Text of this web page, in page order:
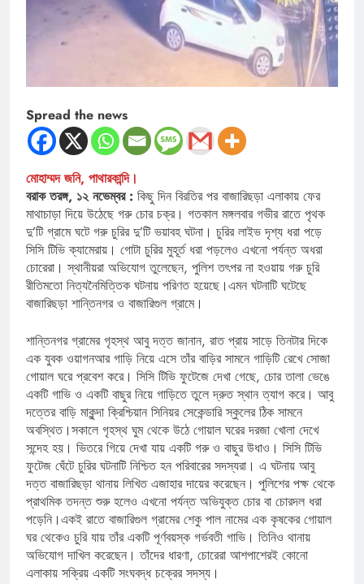
Spread the news
মোহাম্মদ জনি, পাথারকান্দি।
বরাক তরঙ্গ, ১২ নভেম্বর : কিছু দিন বিরতির পর বাজারিছড়া এলাকায় ফের
মাথাচাড়া দিয়ে উঠেছে গরু চোর চক্র। গতকাল মঙ্গলবার গভীর রাতে পৃথক
দু’টি গ্রামে ঘটে গরু চুরির দু’টি ভয়াবহ ঘটনা। চুরির লাইভ দৃশ্য ধরা পড়ে
সিসি টিভি ক্যামেরায়। গোটা চুরির মুহূর্ত ধরা পড়লেও এখনো পর্যন্ত অধরা
চোরেরা। স্থানীয়রা অভিযোগ তুলেছেন, পুলিশ তৎপর না হওয়ায় গরু চুরি
রীতিমতো নিত্যনৈমিত্তিক ঘটনায় পরিণত হয়েছে।এমন ঘটনাটি ঘটেছে
বাজারিছড়া শান্তিনগর ও বাজারিগুল গ্রামে।
শান্তিনগর গ্রামের গৃহস্থ আবু দত্ত জানান, রাত প্রায় সাড়ে তিনটার দিকে
এক যুবক ওয়াগনআর গাড়ি নিয়ে এসে তাঁর বাড়ির সামনে গাড়িটি রেখে সোজা
গোয়াল ঘরে প্রবেশ করে। সিসি টিভি ফুটেজে দেখা গেছে, চোর তালা ভেঙে
একটি গাভি ও একটি বাছুর নিয়ে গাড়িতে তুলে দ্রুত স্থান ত্যাগ করে। আবু
দত্তের বাড়ি মাকুন্দা ক্রিশ্চিয়ান সিনিয়র সেকেন্ডারি স্কুলের ঠিক সামনে
অবস্থিত।সকালে গৃহস্থ ঘুম থেকে উঠে গোয়াল ঘরের দরজা খোলা দেখে
সন্দেহ হয়। ভিতরে গিয়ে দেখা যায় একটি গরু ও বাছুর উধাও। সিসি টিভি
ফুটেজ ঘেঁটে চুরির ঘটনাটি নিশ্চিত হন পরিবারের সদস্যরা। এ ঘটনায় আবু
দত্ত বাজারিছড়া থানায় লিখিত এজাহার দায়ের করেছেন। পুলিশের পক্ষ থেকে
প্রাথমিক তদন্ত শুরু হলেও এখনো পর্যন্ত অভিযুক্ত চোর বা চোরদল ধরা
পড়েনি।একই রাতে বাজারিগুল গ্রামের শেকু পাল নামের এক কৃষকের গোয়াল
ঘর থেকেও চুরি যায় তাঁর একটি পূর্ণবয়স্ক গর্ভবতী গাভি। তিনিও থানায়
অভিযোগ দাখিল করেছেন। তাঁদের ধারণা, চোরেরা আশপাশেরই কোনো
এলাকায় সক্রিয় একটি সংঘবদ্ধ চক্রের সদস্য।